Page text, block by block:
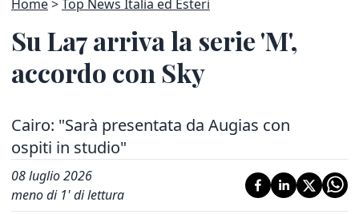
Home Top News Italia ed Esteri
Su La7 arriva la serie 'M',
accordo con Sky
Cairo: "Sarà presentata da Augias con
ospiti in studio"
08 luglio 2026
meno di 1' di lettura